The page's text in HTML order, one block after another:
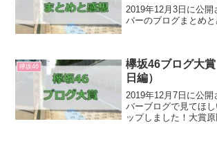
2019年12月3日に公開
バーのブログまとめと
欅坂46
欅坂46ブログ大
日編）
2019年12月7日に公開
バーブログで見てほ
ップしました！大賞原